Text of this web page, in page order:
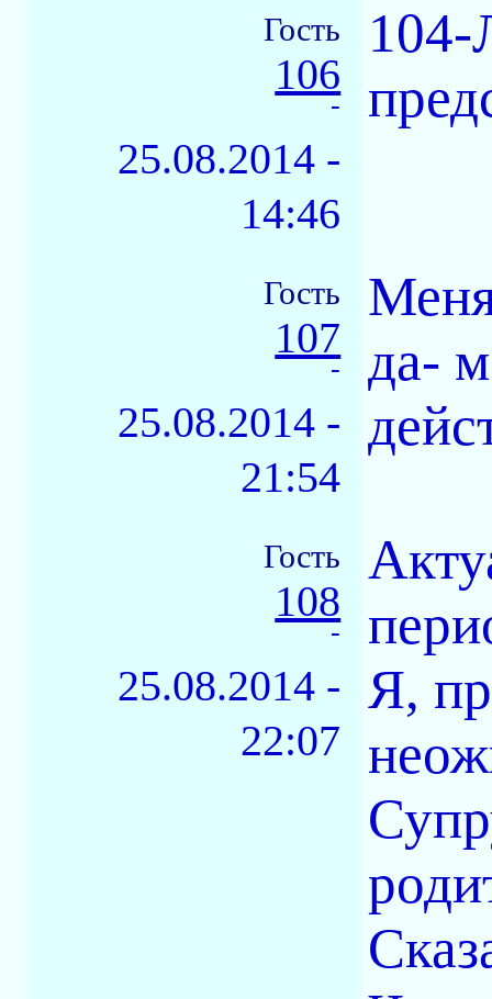
Гость
106
-
25.08.2014 -
14:46
104-
Гость
107
-
25.08.2014 -
21:54
да-
Гость
108
-
25.08.2014 -
22:07
Я,